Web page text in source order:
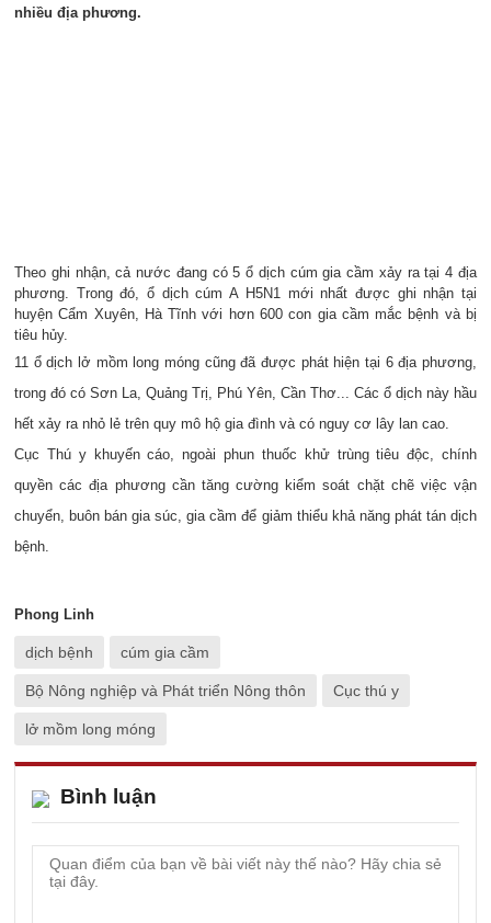
nhiều địa phương.
Theo ghi nhận, cả nước đang có 5 ổ dịch cúm gia cầm xảy ra tại 4 địa
phương. Trong đó, ổ dịch cúm A H5N1 mới nhất được ghi nhận tại
huyện Cẩm Xuyên, Hà Tĩnh với hơn 600 con gia cầm mắc bệnh và bị
tiêu hủy.
11 ổ dịch lở mồm long móng cũng đã được phát hiện tại 6 địa phương,
trong đó có Sơn La, Quảng Trị, Phú Yên, Cần Thơ... Các ổ dịch này hầu
hết xảy ra nhỏ lẻ trên quy mô hộ gia đình và có nguy cơ lây lan cao.
Cục Thú y khuyến cáo, ngoài phun thuốc khử trùng tiêu độc, chính
quyền các địa phương cần tăng cường kiểm soát chặt chẽ việc vận
chuyển, buôn bán gia súc, gia cầm để giảm thiểu khả năng phát tán dịch
bệnh.
Phong Linh
dịch bệnh cúm gia cầm
Bộ Nông nghiệp và Phát triển Nông thôn Cục thú y
lở mồm long móng
Bình luận